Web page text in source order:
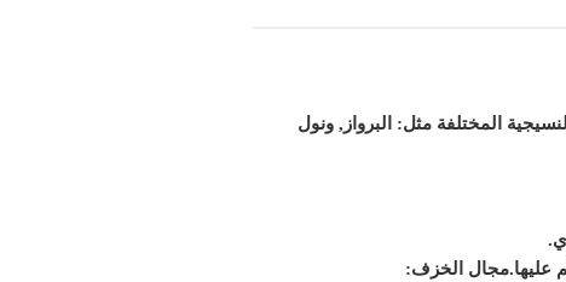
المختلفة مثل: البرواز, ونول
عليها.مجال الخزف: